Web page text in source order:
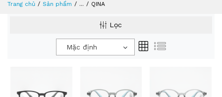
Trang chủ Sản phẩm ... QINA
Lọc
Mặc định